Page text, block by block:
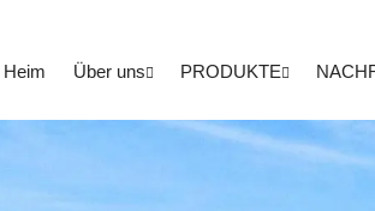
Heim Über uns PRODUKTE